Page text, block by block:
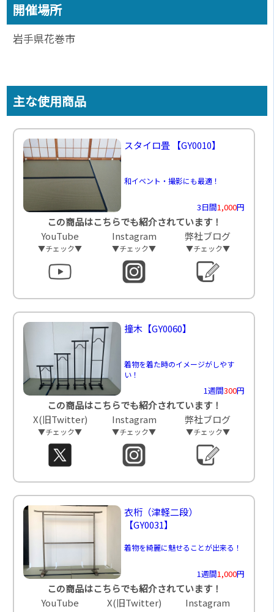
開催場所
岩手県花巻市
主な使用商品
スタイロ畳 【GY0010】
和イベント・撮影にも最適！
3日間1,000円
この商品はこちらでも紹介されています！
YouTube
▼チェック▼
Instagram
▼チェック▼
弊社ブログ
▼チェック▼
撞木 【GY0060】
着物を着た時のイメージがしやす
い！
1週間300円
この商品はこちらでも紹介されています！
X(旧Twitter)
▼チェック▼
Instagram
▼チェック▼
弊社ブログ
▼チェック▼
衣桁（津軽二段）
【GY0031】
着物を綺麗に魅せることが出来る！
1週間1,000円
この商品はこちらでも紹介されています！
YouTube
X(旧Twitter) Instagram